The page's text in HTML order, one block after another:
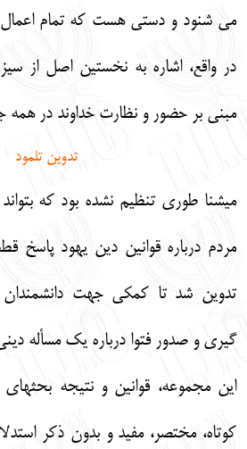
مي شنود و دستي هست كه تمام
در واقع، اشاره به نخستين اصل از
مبني بر حضور و نظارت خداوند در همه
تدوين تلمود
ميشنا طوري تنظيم نشده بود كه
تدوين شد تا كمكي جهت دانشمندان
گيري و صدور فتوا درباره يك مسأله
اين مجموعه، قوانين و نتيجه
كوتاه، مختصر، مفيد و بدون ذكر